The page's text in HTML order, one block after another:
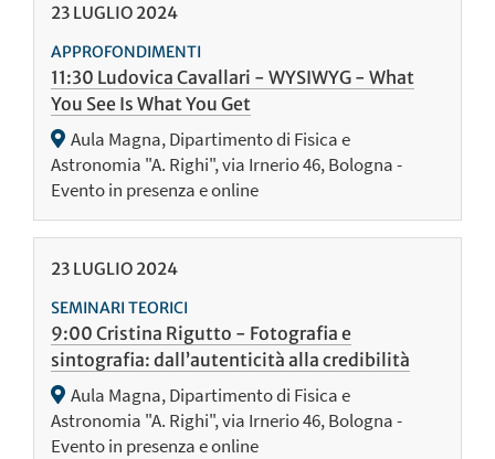
23 LUGLIO 2024
APPROFONDIMENTI
11:30 Ludovica Cavallari - WYSIWYG - What
You See Is What You Get
Aula Magna, Dipartimento di Fisica e
Astronomia "A. Righi", via Irnerio 46, Bologna -
Evento in presenza e online
23 LUGLIO 2024
SEMINARI TEORICI
9:00 Cristina Rigutto - Fotografia e
sintografia: dall’autenticità alla credibilità
Aula Magna, Dipartimento di Fisica e
Astronomia "A. Righi", via Irnerio 46, Bologna -
Evento in presenza e online